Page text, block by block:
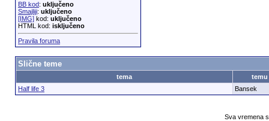
BB kod: uključeno
Smajliji: uključeno
[IMG]kod: uključeno
HTML kod: isključeno
Pravila foruma
Slične teme
tema
temu
Half life 3
Bansek
Sva vremena